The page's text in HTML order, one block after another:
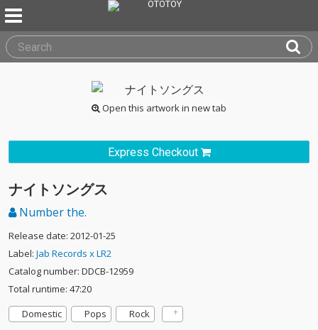
Open this artwork in new tab
Express Checkout
ナイトソングス
Number the.
Release date: 2012-01-25
Label: Jab Records x LR2
Catalog number: DDCB-12959
Total runtime: 47:20
Domestic
Pops Rock